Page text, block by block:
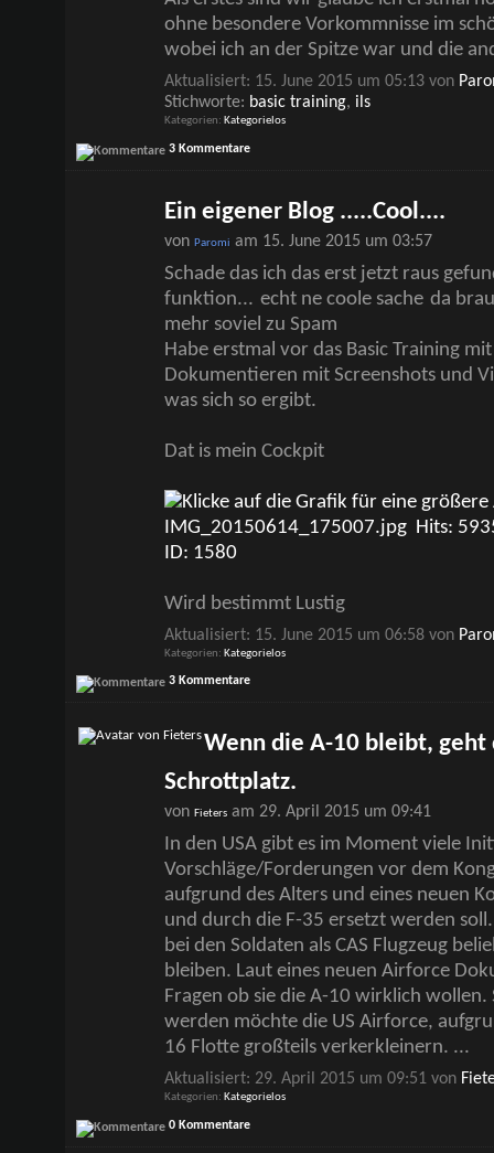
ohne besondere Vorkommnisse im
wobei ich an der Spitze war und die
Aktualisiert: 15. June 2015 um 05:13 von
Stichworte: basic training, ils
Kategorien Kategorielos
3 Kommentare
Ein eigener Blog .....Cool....
von Paromi am 15. June 2015 um 03:57
Schade das ich das erst jetzt raus
funktion... echt ne coole sache da
mehr soviel zu Spam
Habe erstmal vor das Basic Training
Dokumentieren mit Screenshots und
was sich so ergibt.
Dat is mein Cockpit
Wird bestimmt Lustig
Aktualisiert: 15. June 2015 um 06:58 von
Kategorien Kategorielos
3 Kommentare
Wenn die A-10 bleibt, geht
Schrottplatz.
von Fietersam 29. April 2015 um 09:41
In den USA gibt es im Moment viele
Vorschläge/Forderungen vor dem
aufgrund des Alters und eines neuen
und durch die F-35 ersetzt werden
bei den Soldaten als CAS Flugzeug
bleiben. Laut eines neuen Airforce
Fragen ob sie die A-10 wirklich wollen.
werden möchte die US Airforce,
16 Flotte großteils verkerkleinern. ...
Aktualisiert: 29. April 2015 um 09:51 von
Kategorien Kategorielos
0 Kommentare